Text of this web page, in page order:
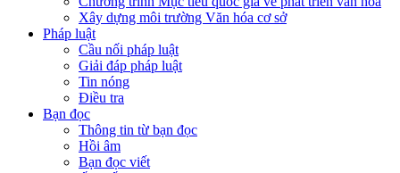
Xây dựng môi trường Văn hóa cơ sở
Pháp luật
Cầu nối pháp luật
Giải đáp pháp luật
Tin nóng
Điều tra
Bạn đọc
Thông tin từ bạn đọc
Hồi âm
Bạn đọc viết